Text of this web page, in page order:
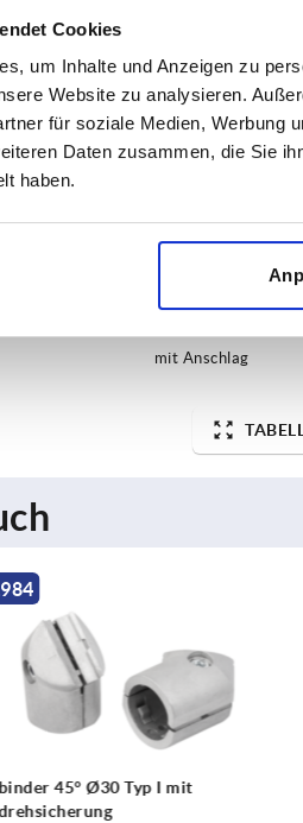
Cookies
um Inhalte und Anzeigen zu
Website zu analysieren.
für soziale Medien, Werbung
Daten zusammen, die Sie
haben.
regelmäßigen Abständen mehrmals täglich
Ihrer Bestellung erfahren Sie das
mit Anschlag
mit Anschlag
Führungsschienen zentral
für Rollenbahnen Stahl